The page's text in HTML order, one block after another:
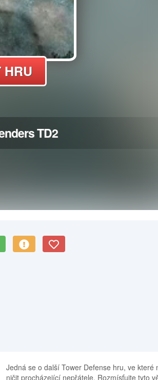
Jedná se o další Tower Defense hru, ve
ničit procházející nepřátele. Rozmísťujte tyto